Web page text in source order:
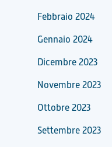
Febbraio 2024
Gennaio 2024
Dicembre 2023
Novembre 2023
Ottobre 2023
Settembre 2023